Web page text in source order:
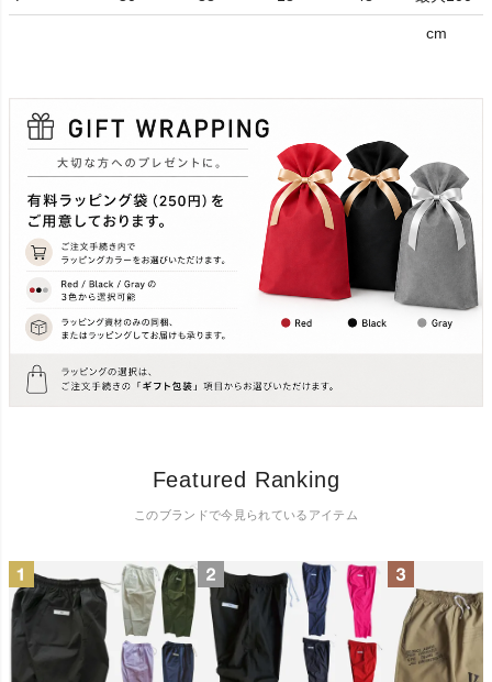
cm
Featured Ranking
このブランドで今見られているアイテム